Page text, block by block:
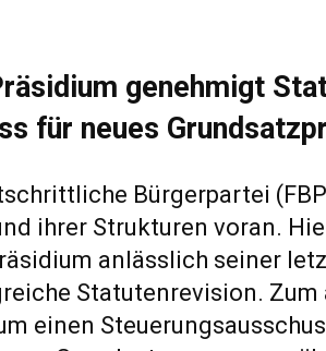
genehmigt
für neues
Bürgerpartei
ihrer Strukturen voran.
anlässlich seiner
Statutenrevision. Zum
einen